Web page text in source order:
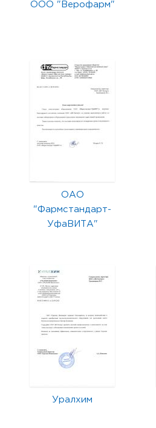
ООО "Верофарм"
ОАО
"Фармстандарт-
УфаВИТА"
Уралхим